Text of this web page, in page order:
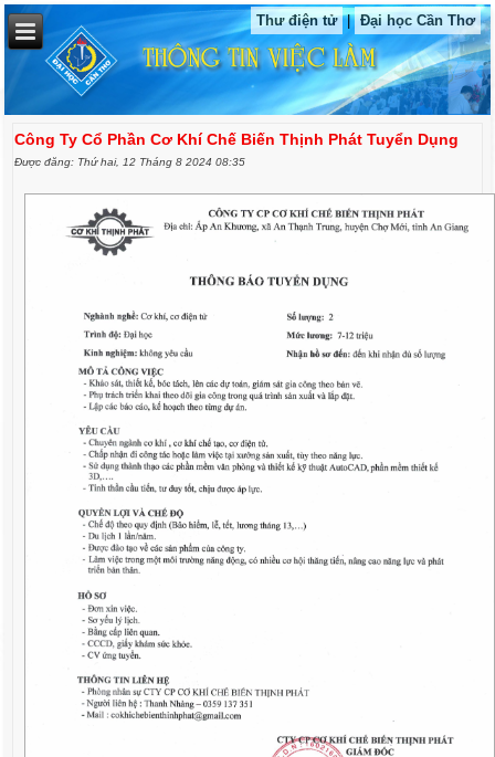
Thư điện tử | Đại học Cần Thơ
Công Ty Cổ Phần Cơ Khí Chế Biến Thịnh Phát Tuyển Dụng
Được đăng: Thứ hai, 12 Tháng 8 2024 08:35